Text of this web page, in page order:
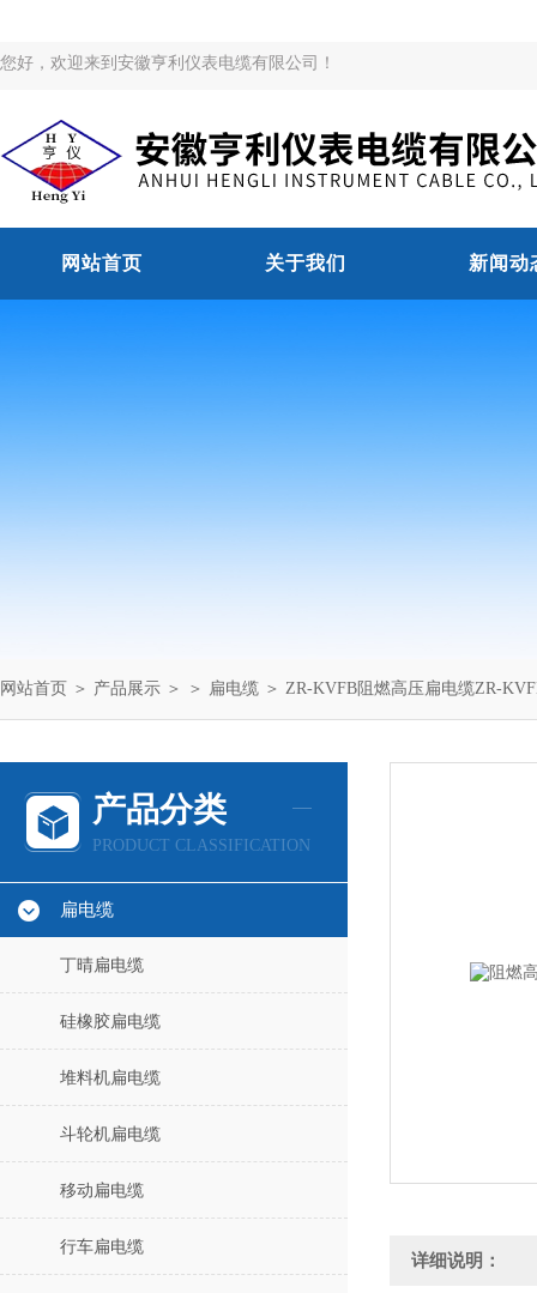
您好，欢迎来到安徽亨利仪表电缆有限公司！
网站首页 关于我们 新闻动
网站首页 ＞ 产品展示 ＞ ＞ 扁电缆 ＞ ZR-KVFB阻燃高压扁电缆ZR-
产品分类
PRODUCT CLASSIFICATION
扁电缆
丁晴扁电缆
硅橡胶扁电缆
堆料机扁电缆
斗轮机扁电缆
移动扁电缆
行车扁电缆
详细说明：